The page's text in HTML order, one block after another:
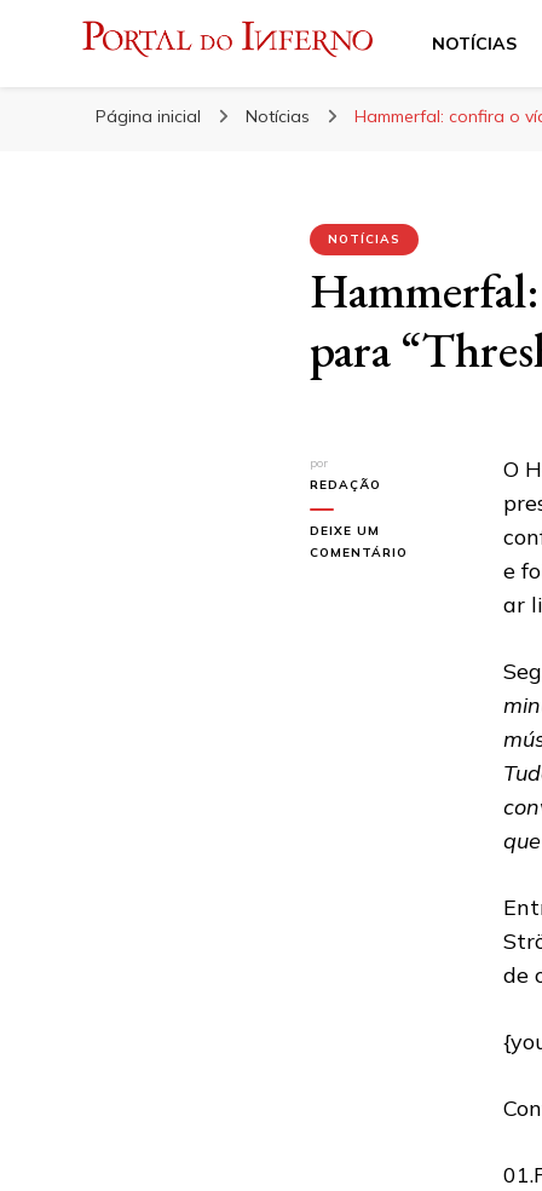
Portal do Inferno
NOTÍCIAS
Página inicial Notícias Hammerfal: confira o
NOTÍCIAS
para
por
REDAÇÃO
DEIXE UM
COMENTÁRIO
O
e
ar
de